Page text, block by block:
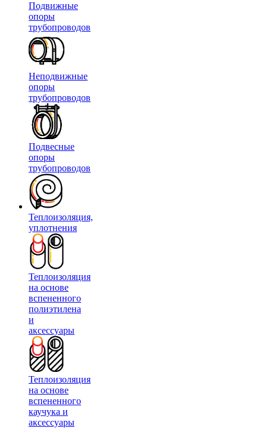
Подвижные
опоры
трубопроводов
Неподвижные
опоры
трубопроводов
Подвесные
опоры
трубопроводов
Теплоизоляция,
уплотнения
Теплоизоляция
на основе
вспененного
полиэтилена
и
аксессуары
Теплоизоляция
на основе
вспененного
каучука и
аксессуары